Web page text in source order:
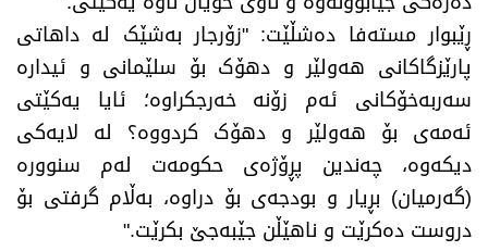
​ڕێبوار مستەفا دەشڵێت: "زۆرجار بەشێک لە داهاتی
پارێزگاکانی هەولێر و دهۆک بۆ سلێمانی و ئیدارە
سەربەخۆکانی ئەم زۆنە خەرجکراوە؛ ئایا یەکێتی
ئەمەی بۆ هەولێر و دهۆک کردووە؟ لە لایەکی
دیکەوە، چەندین پڕۆژەی حکومەت لەم سنوورە
(گەرمیان) بڕیار و بودجەی بۆ دراوە، بەڵام گرفتی بۆ
دروست دەکرێت و ناهێڵن جێبەجێ بکرێت."